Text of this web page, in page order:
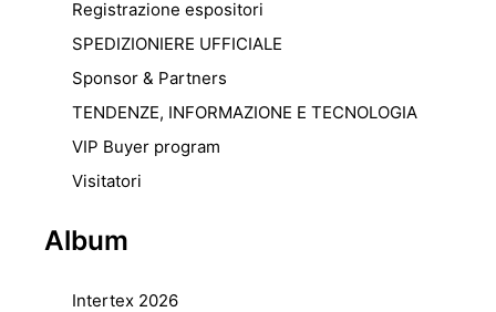
Registrazione espositori
SPEDIZIONIERE UFFICIALE
Sponsor & Partners
TENDENZE, INFORMAZIONE E TECNOLOGIA
VIP Buyer program
Visitatori
Album
Intertex 2026